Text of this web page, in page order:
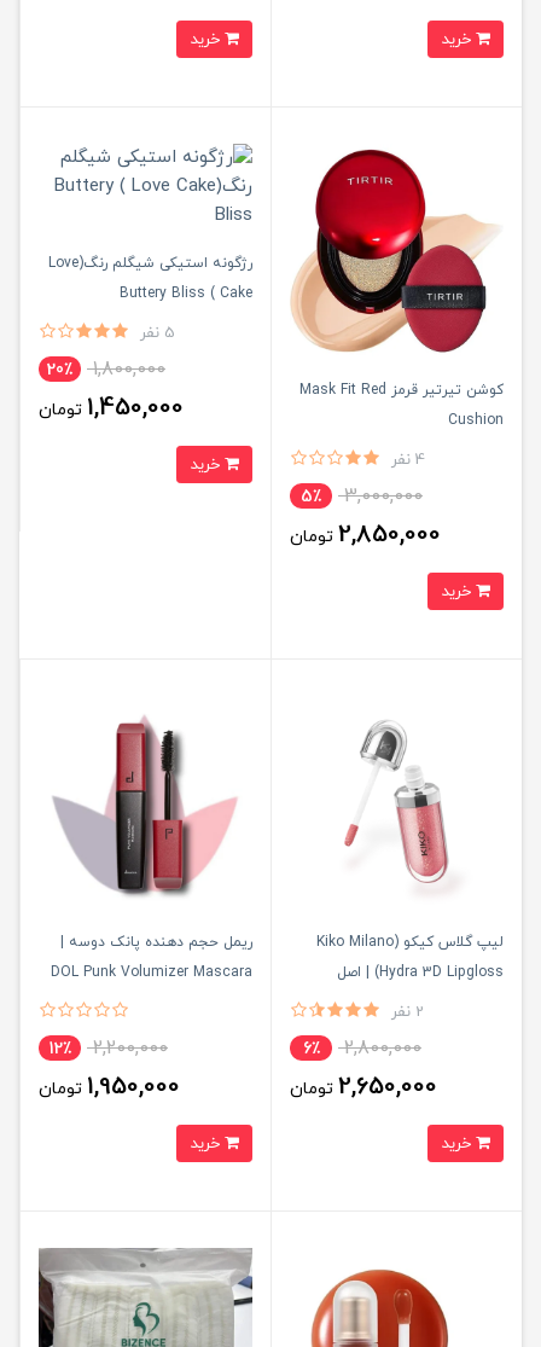
کوشن تیرتیر قرمز Mask Fit Red
Cushion
4 نفر
3,000,000 5٪
2,850,000 تومان
رژگونه استیکی شیگلم رنگ(Love
Cake ) Buttery Bliss
5 نفر
1,800,000 20٪
1,450,000 تومان
لیپ گلاس کیکو (Kiko Milano
Hydra 3D Lipgloss) | اصل
2 نفر
2,800,000 6٪
2,650,000 تومان
ریمل حجم دهنده پانک دوسه |
DOL Punk Volumizer Mascara
2,200,000 12٪
1,950,000 تومان